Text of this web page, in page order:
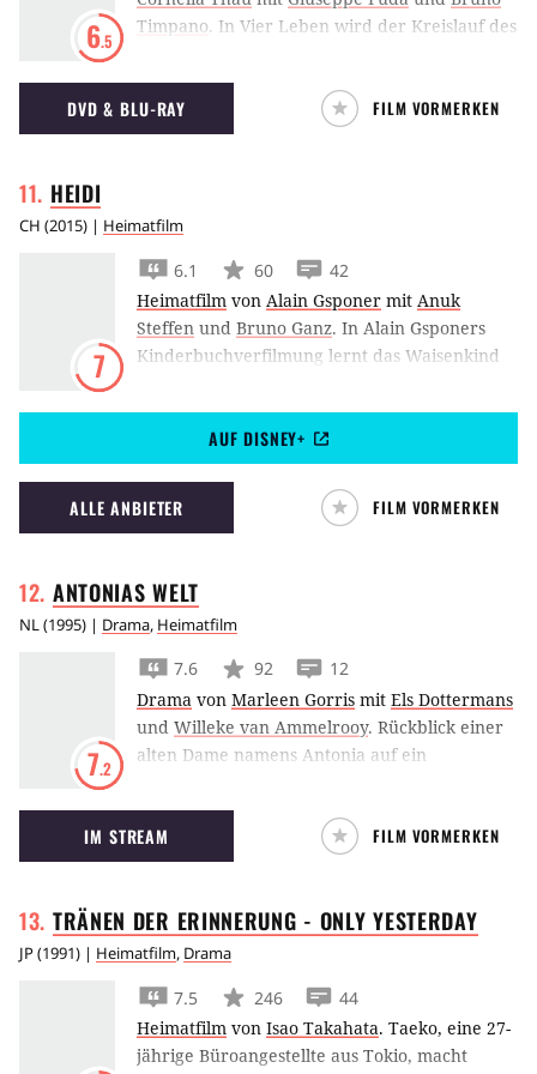
Licht stellen.
6.5
Timpano. In Vier Leben wird der Kreislauf des
umgebende Natur sind unweigerlich
miteinander verbunden.
DVD & BLU-RAY FILM VORMERKEN
HEIDI
CH (2015) | Heimatfilm
7
6.1 60
42
Heimatfilm von Alain Gsponer mit Anuk
Steffen und Bruno Ganz. In Alain Gsponers
Kinderbuchverfilmung lernt das Waisenkind
Freiheit und Freundschaft bedeuten.
AUF DISNEY+
ALLE ANBIETER FILM VORMERKEN
ANTONIASWELT
NL(1995) | Drama, Heimatfilm
7.2
7.6 92
12
Drama von Marleen Gorris mit Els Dottermans
und Willeke van Ammelrooy. Rückblick einer
alten Dame namens Antonia auf ein
ihres Dorfes im Laufe vieler Jahrzehnte. Der
Film erhielt 1996 den Oscar für den besten
fremdsprachigen Film.
IM STREAM FILM VORMERKEN
TRÄNEN DER ERINNERUNG - ONLYYESTERDAY
JP(1991) | Heimatfilm, Drama
7.5 246
44
Heimatfilm von Isao Takahata. Taeko, eine 27-
jährige Büroangestellte aus Tokio, macht